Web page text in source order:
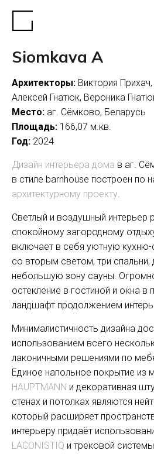
Siomkava A
Архитекторы: Виктория
Алексей Гнатюк, Вероника
Место: аг. Сёмково, Беларусь
Площадь: 166,07 м.кв.
Год: 2024
Дизайн интерьера дома в аг.
в стиле barnhouse построен по
архитектурному проекту.
Светлый и воздушный интерьер
спокойному загородному
включает в себя уютную
со вторым светом, три спальни,
небольшую зону сауны.
остекление в гостиной и окна в
ландшафт продолжением
Минималистичность дизайна
использованием всего
лаконичными решениями по
Единое напольное покрытие из
HAUPTMANN и декоративная
стенах и потолках являются
который расширяет
интерьеру придаёт
LACONISTIQ и трековой